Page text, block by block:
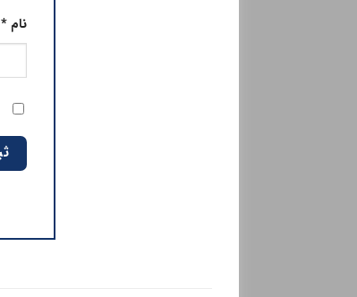
نام *